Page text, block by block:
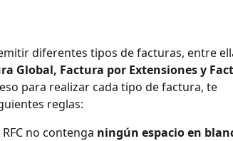
diferentes tipos de facturas, entre
Global, Factura por Extensiones y
para realizar cada tipo de factura, te
reglas:
no contenga ningún espacio en